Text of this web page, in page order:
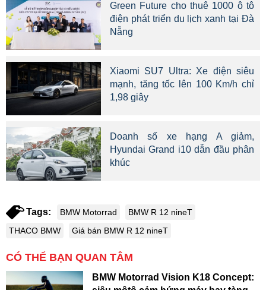
Green Future cho thuê 1000 ô tô
điện phát triển du lịch xanh tại Đà
Nẵng
Xiaomi SU7 Ultra: Xe điện siêu
mạnh, tăng tốc lên 100 Km/h chỉ
1,98 giây
Doanh số xe hạng A giảm,
Hyundai Grand i10 dẫn đầu phân
khúc
Tags: BMW Motorrad
BMW R 12 nineT
THACO BMW
Giá bán BMW R 12 nineT
CÓ THỂ BẠN QUAN TÂM
BMW Motorrad Vision K18 Concept: